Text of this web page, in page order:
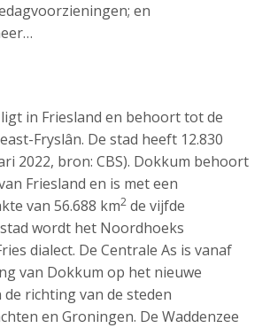
en
in Friesland en behoort tot de
Fryslân. De stad heeft 12.830
2022, bron: CBS). Dokkum behoort
Friesland en is met een
van 56.688 km2 de vijfde
wordt het Noordhoeks
dialect. De Centrale As is vanaf
van Dokkum op het nieuwe
richting van de steden
en Groningen. De Waddenzee